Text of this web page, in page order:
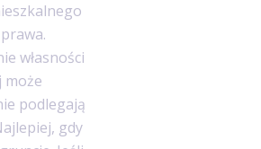
własności
może
podlegają
gdy